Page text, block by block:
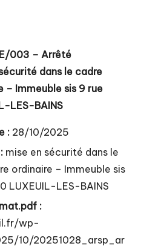
003 – Arrêté
dans le cadre
– Immeuble sis 9 rue
LES-BAINS
: 28/10/2025
mise en sécurité dans le
ordinaire – Immeuble sis
LUXEUIL-LES-BAINS
:
wp-
10/20251028_arsp_ar